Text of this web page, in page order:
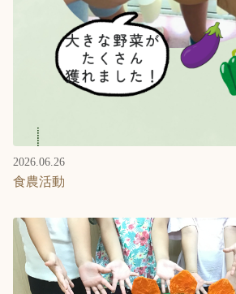
2026.06.26
食農活動